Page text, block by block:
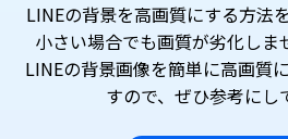
LINEの背景を高画質にする方法
小さい場合でも画質が劣化しま
LINEの背景画像を簡単に高画質
すので、ぜひ参考にし